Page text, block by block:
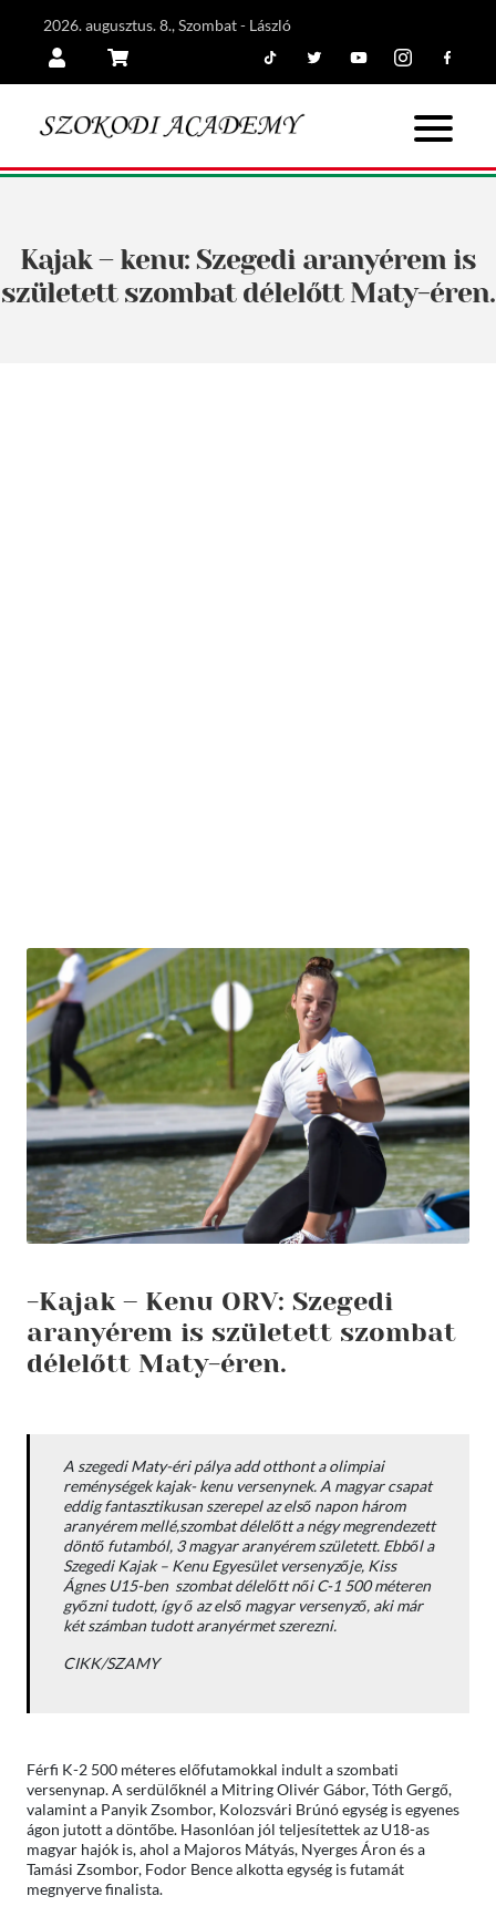
2026. augusztus. 8., Szombat - László
Kajak – kenu: Szegedi aranyérem is
született szombat délelőtt Maty-éren.
-Kajak – Kenu ORV: Szegedi
aranyérem is született szombat
délelőtt Maty-éren.
A szegedi Maty-éri pálya add otthont a olimpiai
reménységek kajak- kenu versenynek. A magyar csapat
eddig fantasztikusan szerepel az első napon három
aranyérem mellé,szombat délelőtt a négy megrendezett
döntő futamból, 3 magyar aranyérem született. Ebből a
Szegedi Kajak – Kenu Egyesület versenyzője, Kiss
Ágnes U15-ben szombat délelőtt női C-1 500 méteren
győzni tudott, így ő az első magyar versenyző, aki már
két számban tudott aranyérmet szerezni.
CIKK/SZAMY
Férfi K-2 500 méteres előfutamokkal indult a szombati
versenynap. A serdülőknél a Mitring Olivér Gábor, Tóth Gergő,
valamint a Panyik Zsombor, Kolozsvári Brúnó egység is egyenes
ágon jutott a döntőbe. Hasonlóan jól teljesítettek az U18-as
magyar hajók is, ahol a Majoros Mátyás, Nyerges Áron és a
Tamási Zsombor, Fodor Bence alkotta egység is futamát
megnyerve finalista.